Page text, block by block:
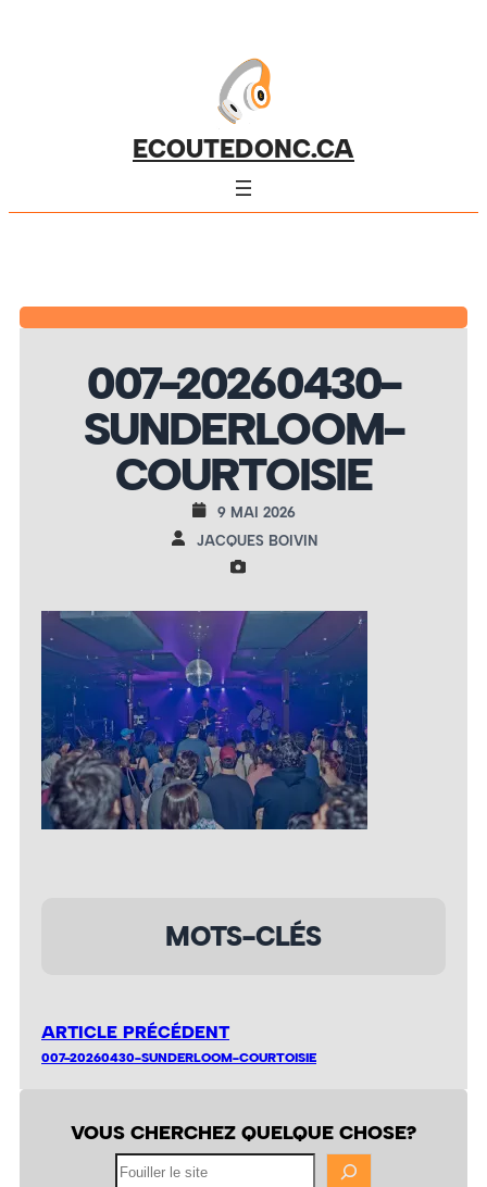
ECOUTEDONC.CA
007-20260430-
SUNDERLOOM-
COURTOISIE
9 MAI 2026
JACQUES BOIVIN
MOTS-CLÉS
ARTICLE PRÉCÉDENT
007-20260430-SUNDERLOOM-COURTOISIE
VOUS CHERCHEZ QUELQUE CHOSE?